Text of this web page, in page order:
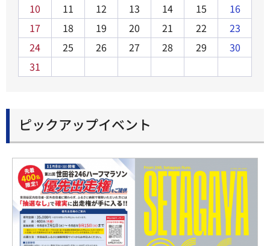
10
11 12 13 14 15
16
17
18 19 20 21 22
23
24
25 26 27 28 29
30
31
ピックアップイベント